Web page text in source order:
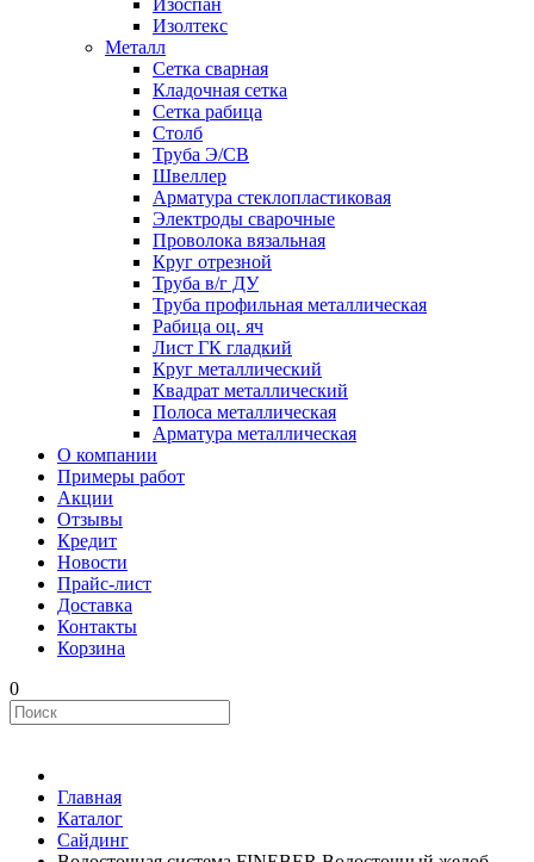
Изоспан
Изолтекс
Металл
Сетка сварная
Кладочная сетка
Сетка рабица
Столб
Труба Э/СВ
Швеллер
Арматура стеклопластиковая
Электроды сварочные
Проволока вязальная
Круг отрезной
Труба в/г ДУ
Труба профильная металлическая
Рабица оц. яч
Лист ГК гладкий
Круг металлический
Квадрат металлический
Полоса металлическая
Арматура металлическая
О компании
Примеры работ
Акции
Отзывы
Кредит
Новости
Прайс-лист
Доставка
Контакты
Корзина
0
Главная
Каталог
Сайдинг